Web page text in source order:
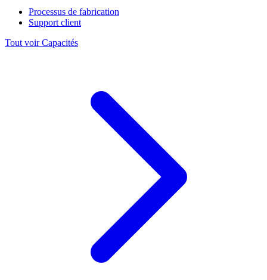
Processus de fabrication
Support client
Tout voir Capacités